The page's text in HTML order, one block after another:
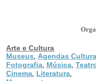
Arte e Cultura
Museus
Agendas
Fotografia Música
Cinema Literatura